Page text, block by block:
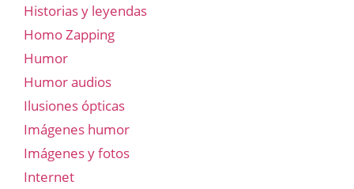
Historias y leyendas
Homo Zapping
Humor
Humor audios
Ilusiones ópticas
Imágenes humor
Imágenes y fotos
Internet